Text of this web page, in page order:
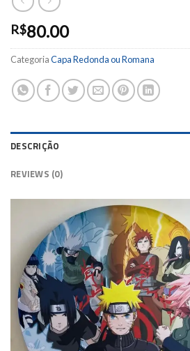
R$80.00
CategoriaCapa Redonda ou Romana
DESCRIÇÃO
REVIEWS (0)